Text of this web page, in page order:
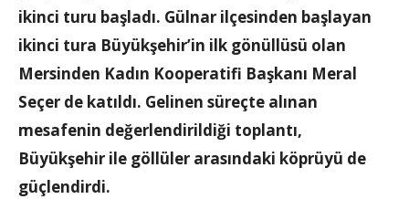
ikinci turu başladı. Gülnar ilçesinden başlayan
ikinci tura Büyükşehir’in ilk gönüllüsü olan
Mersinden Kadın Kooperatifi Başkanı Meral
Seçer de katıldı. Gelinen süreçte alınan
mesafenin değerlendirildiği toplantı,
Büyükşehir ile göllüler arasındaki köprüyü de
güçlendirdi.